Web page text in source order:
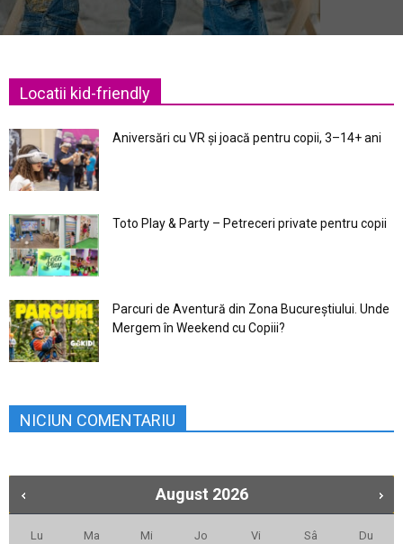
Locatii kid-friendly
Aniversări cu VR și joacă pentru copii, 3–14+ ani
Toto Play & Party – Petreceri private pentru copii
Parcuri de Aventură din Zona Bucureştiului. Unde
Mergem în Weekend cu Copiii?
NICIUN COMENTARIU
August 2026
Lu Ma Mi Jo Vi Sâ Du